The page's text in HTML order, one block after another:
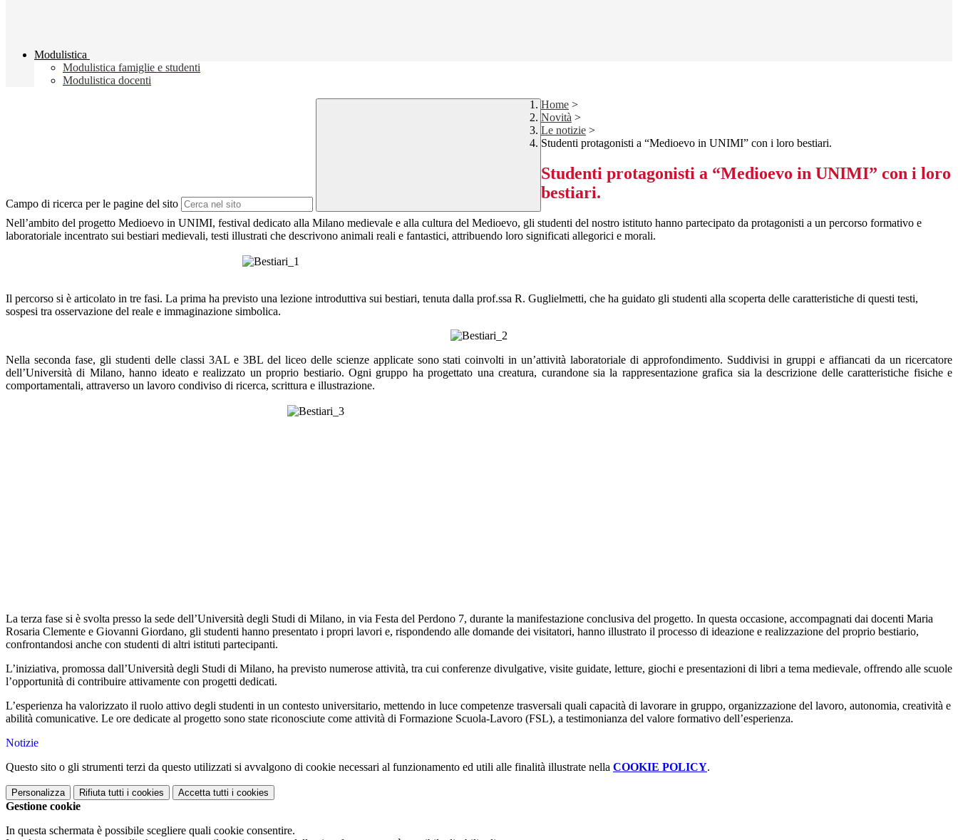
Modulistica
Modulistica famiglie e studenti
Modulistica docenti
Campo di ricerca per le pagine del sito
Home >
Novità >
Le notizie >
Studenti protagonisti a “Medioevo in UNIMI” con i loro bestiari.
Studenti protagonisti a “Medioevo in UNIMI” con i loro
bestiari.
Nell’ambito del progetto Medioevo in UNIMI, festival dedicato alla Milano medievale e alla cultura del Medioevo, gli studenti del nostro istituto hanno partecipato da protagonisti a un percorso formativo e
laboratoriale incentrato sui bestiari medievali, testi illustrati che descrivono animali reali e fantastici, attribuendo loro significati allegorici e morali.
Il percorso si è articolato in tre fasi. La prima ha previsto una lezione introduttiva sui bestiari, tenuta dalla prof.ssa R. Guglielmetti, che ha guidato gli studenti alla scoperta delle caratteristiche di questi testi,
sospesi tra osservazione del reale e immaginazione simbolica.
Nella seconda fase, gli studenti delle classi 3AL e 3BL del liceo delle scienze applicate sono stati coinvolti in un’attività laboratoriale di approfondimento. Suddivisi in gruppi e affiancati da un ricercatore
dell’Università di Milano, hanno ideato e realizzato un proprio bestiario. Ogni gruppo ha progettato una creatura, curandone sia la rappresentazione grafica sia la descrizione delle caratteristiche fisiche e
comportamentali, attraverso un lavoro condiviso di ricerca, scrittura e illustrazione.
La terza fase si è svolta presso la sede dell’Università degli Studi di Milano, in via Festa del Perdono 7, durante la manifestazione conclusiva del progetto. In questa occasione, accompagnati dai docenti Maria
Rosaria Clemente e Giovanni Giordano, gli studenti hanno presentato i propri lavori e, rispondendo alle domande dei visitatori, hanno illustrato il processo di ideazione e realizzazione del proprio bestiario,
confrontandosi anche con studenti di altri istituti partecipanti.
L’iniziativa, promossa dall’Università degli Studi di Milano, ha previsto numerose attività, tra cui conferenze divulgative, visite guidate, letture, giochi e presentazioni di libri a tema medievale, offrendo alle scuole
l’opportunità di contribuire attivamente con progetti dedicati.
L’esperienza ha valorizzato il ruolo attivo degli studenti in un contesto universitario, mettendo in luce competenze trasversali quali capacità di lavorare in gruppo, organizzazione del lavoro, autonomia, creatività e
abilità comunicative. Le ore dedicate al progetto sono state riconosciute come attività di Formazione Scuola-Lavoro (FSL), a testimonianza del valore formativo dell’esperienza.
Notizie
Questo sito o gli strumenti terzi da questo utilizzati si avvalgono di cookie necessari al funzionamento ed utili alle finalità illustrate nella COOKIE POLICY.
Personalizza Rifiuta tutti i cookies Accetta tutti i cookies
Gestione cookie
In questa schermata è possibile scegliere quali cookie consentire.